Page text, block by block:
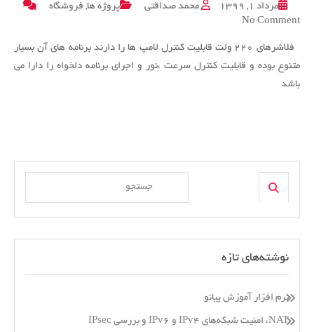
مرداد ۱, ۱۳۹۹ محمد صداقتی پروژه ها, فروشگاه
No Comment
on
۲۲۰
ولتی
فلاشر‌های ۲۲۰ ولت قابلیت کنترل لامپ ها را دارند برنامه های آن بسیار
متنوع بوده و قابلیت کنترل سرعت ،نور و اجرای برنامه دلخواه را دارا می
باشد
نوشته‌های تازه
نرم افزار آموزش پیانو
NAT، امنیت شبکه‌های IPv4 و IPv6 و بررسی IPsec